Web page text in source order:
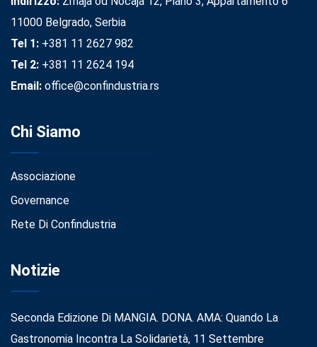
11000 Belgrado, Serbia
Tel 1: +381 11 2627 982
Tel 2: +381 11 2624 194
Email: office@confindustria.rs
Chi Siamo
Associazione
Governance
Rete Di Confindustria
Notizie
Seconda Edizione Di MANGIA. DONA. AMA: Quando La
Gastronomia Incontra La Solidarietà, 11 Settembre